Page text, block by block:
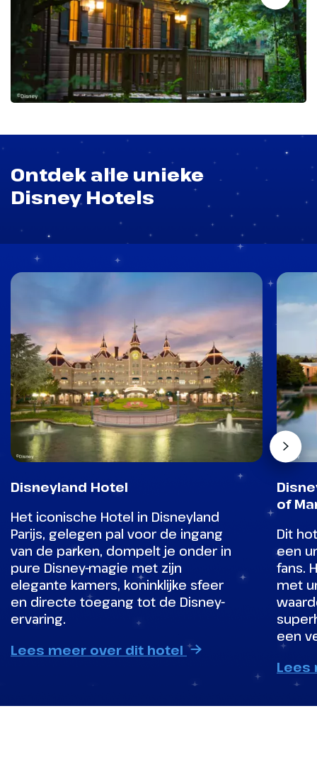
Ontdek alle unieke
Disney Hotels
Disneyland Hotel
Het iconische Hotel in Disneyland
Parijs, gelegen pal voor de ingang
van de parken, dompelt je onder in
pure Disney-magie met zijn
elegante kamers, koninklijke sfeer
en directe toegang tot de Disney-
ervaring.
Lees meer over dit hotel
of
Dit
een
fans.
met
een
Lees